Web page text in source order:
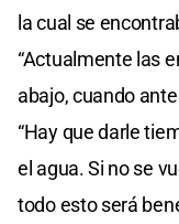
la cual se
“Actualmente las
abajo, cuando
“Hay que darle
el agua. Si no se
todo esto será